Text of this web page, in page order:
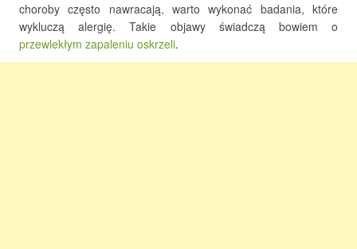
choroby często nawracają, warto wykonać badania, które
wykluczą alergię. Takie objawy świadczą bowiem o
przewlekłym zapaleniu oskrzeli.